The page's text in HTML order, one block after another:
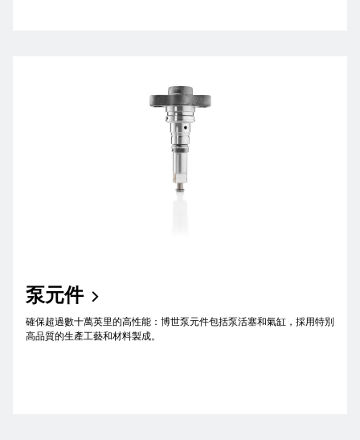
泵元件
確保超過數十萬英里的高性能：博世泵元件包括泵活塞和氣缸，採用特別
高品質的生產工藝和材料製成。